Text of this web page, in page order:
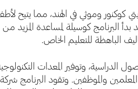
كوكنور وموثي في الهند، مما يتيح
البرنامج كوسيلة لمساعدة المزيد من
الباهظة للتعليم الخاص.
وتوفير المعدات
والموظفين. وتقود البرنامج